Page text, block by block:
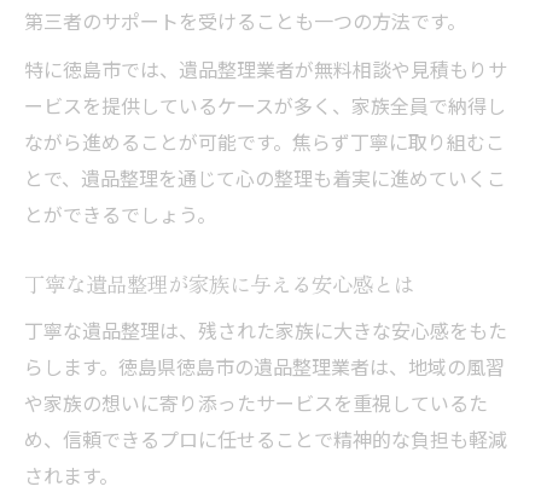
第三者のサポートを受けることも一つの方法です。
特に徳島市では、遺品整理業者が無料相談や見積もりサ
ービスを提供しているケースが多く、家族全員で納得し
ながら進めることが可能です。焦らず丁寧に取り組むこ
とで、遺品整理を通じて心の整理も着実に進めていくこ
とができるでしょう。
丁寧な遺品整理が家族に与える安心感とは
丁寧な遺品整理は、残された家族に大きな安心感をもた
らします。徳島県徳島市の遺品整理業者は、地域の風習
や家族の想いに寄り添ったサービスを重視しているた
め、信頼できるプロに任せることで精神的な負担も軽減
されます。